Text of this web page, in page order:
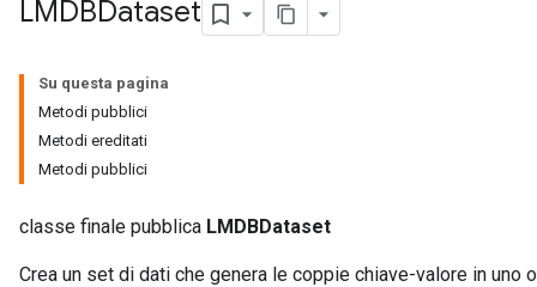
LMDBDataset
Su questa pagina
Metodi pubblici
Metodi ereditati
Metodi pubblici
classe finale pubblica LMDBDataset
Crea un set di dati che genera le coppie chiave-valore in uno